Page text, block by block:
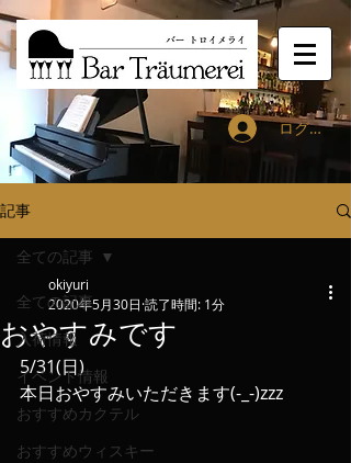
ログイン
記事
全ての記事
入荷情報
イベント情報
おすすめカクテル
おすすめウィスキー
全ての記事
おやすみです
okiyuri
2020年5月30日 読了時間: 1分
5/31(日)
本日おやすみいただきます(-_-)zzz